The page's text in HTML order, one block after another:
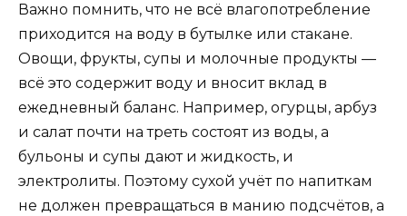
Важно помнить, что не всё влагопотребление
приходится на воду в бутылке или стакане.
Овощи, фрукты, супы и молочные продукты —
всё это содержит воду и вносит вклад в
ежедневный баланс. Например, огурцы, арбуз
и салат почти на треть состоят из воды, а
бульоны и супы дают и жидкость, и
электролиты. Поэтому сухой учёт по напиткам
не должен превращаться в манию подсчётов, а